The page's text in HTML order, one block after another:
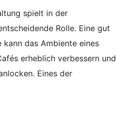
spielt in der
Rolle. Eine gut
kann das Ambiente eines
erheblich verbessern und
Eines der